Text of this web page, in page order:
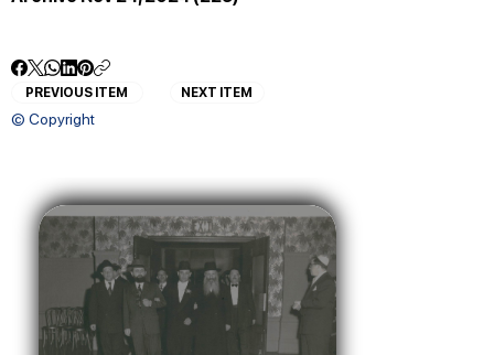
PREVIOUS ITEM NEXT ITEM
© Copyright